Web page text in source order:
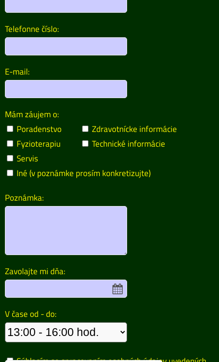
Telefonne číslo:
E-mail:
Mám záujem o:
Poradenstvo
Zdravotnícke informácie
Fyzioterapiu
Technické informácie
Servis
Iné (v poznámke prosím konkretizujte)
Poznámka:
Zavolajte mi dňa:
V čase od - do: